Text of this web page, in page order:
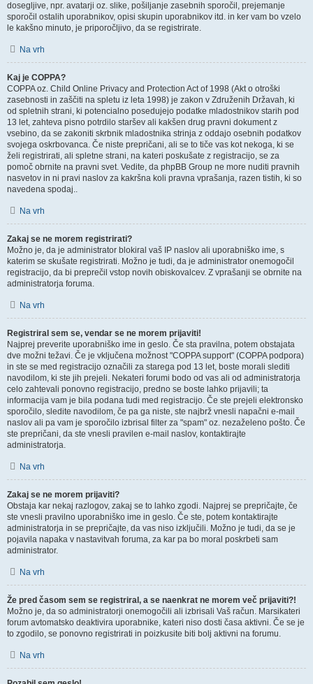
dosegljive, npr. avatarji oz. slike, pošiljanje zasebnih sporočil, prejemanje
sporočil ostalih uporabnikov, opisi skupin uporabnikov itd. in ker vam bo vzelo
le kakšno minuto, je priporočljivo, da se registrirate.
Na vrh
Kaj je COPPA?
COPPA oz. Child Online Privacy and Protection Act of 1998 (Akt o otroški
zasebnosti in zaščiti na spletu iz leta 1998) je zakon v Združenih Državah, ki
od spletnih strani, ki potencialno posedujejo podatke mladostnikov starih pod
13 let, zahteva pisno potrdilo staršev ali kakšen drug pravni dokument z
vsebino, da se zakoniti skrbnik mladostnika strinja z oddajo osebnih podatkov
svojega oskrbovanca. Če niste prepričani, ali se to tiče vas kot nekoga, ki se
želi registrirati, ali spletne strani, na kateri poskušate z registracijo, se za
pomoč obrnite na pravni svet. Vedite, da phpBB Group ne more nuditi pravnih
nasvetov in ni pravi naslov za kakršna koli pravna vprašanja, razen tistih, ki so
navedena spodaj..
Na vrh
Zakaj se ne morem registrirati?
Možno je, da je administrator blokiral vaš IP naslov ali uporabniško ime, s
katerim se skušate registrirati. Možno je tudi, da je administrator onemogočil
registracijo, da bi preprečil vstop novih obiskovalcev. Z vprašanji se obrnite na
administratorja foruma.
Na vrh
Registriral sem se, vendar se ne morem prijaviti!
Najprej preverite uporabniško ime in geslo. Če sta pravilna, potem obstajata
dve možni težavi. Če je vključena možnost "COPPA support" (COPPA podpora)
in ste se med registracijo označili za starega pod 13 let, boste morali slediti
navodilom, ki ste jih prejeli. Nekateri forumi bodo od vas ali od administratorja
celo zahtevali ponovno registracijo, predno se boste lahko prijavili; ta
informacija vam je bila podana tudi med registracijo. Če ste prejeli elektronsko
sporočilo, sledite navodilom, če pa ga niste, ste najbrž vnesli napačni e-mail
naslov ali pa vam je sporočilo izbrisal filter za "spam" oz. nezaželeno pošto. Če
ste prepričani, da ste vnesli pravilen e-mail naslov, kontaktirajte
administratorja.
Na vrh
Zakaj se ne morem prijaviti?
Obstaja kar nekaj razlogov, zakaj se to lahko zgodi. Najprej se prepričajte, če
ste vnesli pravilno uporabniško ime in geslo. Če ste, potem kontaktirajte
administratorja in se prepričajte, da vas niso izključili. Možno je tudi, da se je
pojavila napaka v nastavitvah foruma, za kar pa bo moral poskrbeti sam
administrator.
Na vrh
Že pred časom sem se registriral, a se naenkrat ne morem več prijaviti?!
Možno je, da so administratorji onemogočili ali izbrisali Vaš račun. Marsikateri
forum avtomatsko deaktivira uporabnike, kateri niso dosti časa aktivni. Če se je
to zgodilo, se ponovno registrirati in poizkusite biti bolj aktivni na forumu.
Na vrh